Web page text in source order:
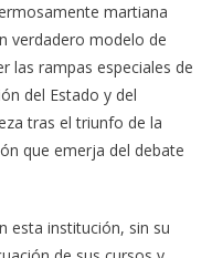
martiana
verdadero modelo de
las rampas especiales de
del Estado y del
tras el triunfo de la
que emerja del debate
esta institución, sin su